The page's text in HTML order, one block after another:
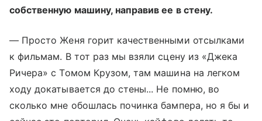
собственную машину, направив ее в стену.
— Просто Женя горит качественными отсылками
к фильмам. В тот раз мы взяли сцену из «Джека
Ричера» с Томом Крузом, там машина на легком
ходу докатывается до стены... Не помню, во
сколько мне обошлась починка бампера, но я бы и